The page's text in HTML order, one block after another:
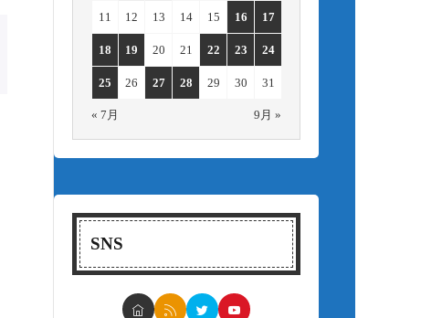
11 12 13 14 15 16 17
18 19 20 21 22 23 24
25 26 27 28 29 30 31
« 7月 9月 »
SNS